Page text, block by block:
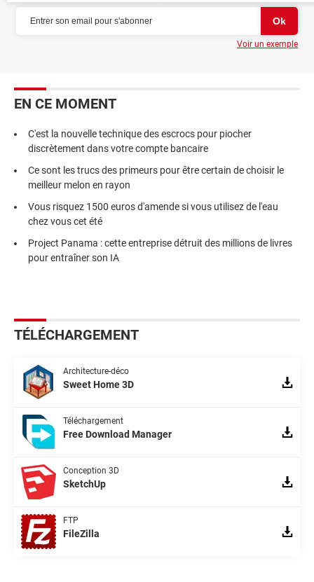
Voir un exemple
EN CE MOMENT
C'est la nouvelle technique des escrocs pour piocher
discrètement dans votre compte bancaire
Ce sont les trucs des primeurs pour être certain de choisir le
meilleur melon en rayon
Vous risquez 1500 euros d'amende si vous utilisez de l'eau
chez vous cet été
Project Panama : cette entreprise détruit des millions de livres
pour entraîner son IA
TÉLÉCHARGEMENT
Architecture-déco
Sweet Home 3D
Téléchargement
Free Download Manager
Conception 3D
SketchUp
FTP
FileZilla